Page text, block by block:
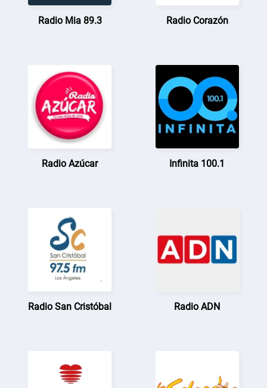
Radio Mia 89.3 Radio Corazón
Radio Azúcar Infinita 100.1
Radio San Cristóbal Radio ADN